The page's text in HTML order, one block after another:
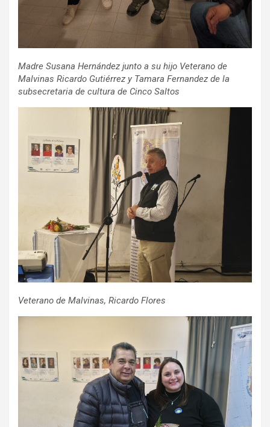
Madre Susana Hernández junto a su hijo Veterano de
Malvinas Ricardo Gutiérrez y Tamara Fernandez de la
subsecretaria de cultura de Cinco Saltos
Veterano de Malvinas, Ricardo Flores